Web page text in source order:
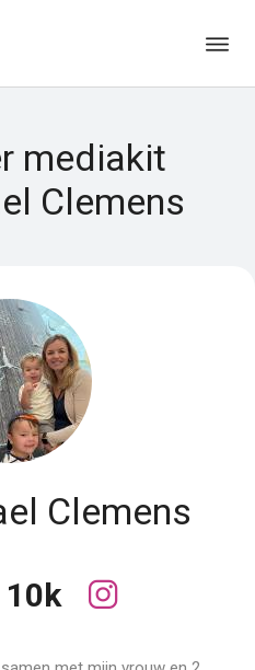
mediakit
Clemens
Clemens
10k